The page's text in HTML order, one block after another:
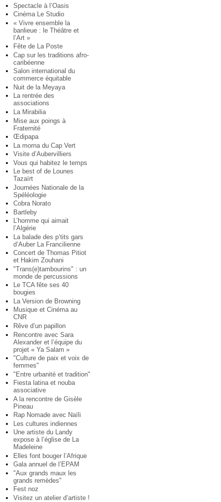
Spectacle à l’Oasis
Cinéma Le Studio
« Vivre ensemble la
banlieue : le Théâtre et
l’Art »
Fête de La Poste
Cap sur les traditions afro-
caribéenne
Salon international du
commerce équitable
Nuit de la Meyaya
La rentrée des
associations
La Mirabilia
Mise aux poings à
Fraternité
Œdipapa
La morna du Cap Vert
Visite d’Aubervilliers
Vous qui habitez le temps
Le best of de Lounes
Tazaïrt
Journées Nationale de la
Spéléologie
Cobra Norato
Bartleby
L’homme qui aimait
l’Algérie
La balade des p’tits gars
d’Auber La Francilienne
Concert de Thomas Pitiot
et Hakim Zouhani
"Trans(e)tambourins" : un
monde de percussions
Le TCA fête ses 40
bougies
La Version de Browning
Musique et Cinéma au
CNR
Rêve d’un papillon
Rencontre avec Sara
Alexander et l’équipe du
projet « Ya Salam »
"Culture de paix et voix de
femmes"
"Entre urbanité et tradition"
Fiesta latina et nouba
associative
A la rencontre de Gisèle
Pineau
Rap Nomade avec Naïli
Les cultures indiennes
Une artiste du Landy
expose à l’église de La
Madeleine
Elles font bouger l’Afrique
Gala annuel de l’EPAM
"Aux grands maux les
grands remèdes"
Fest noz
Visitez un atelier d’artiste !